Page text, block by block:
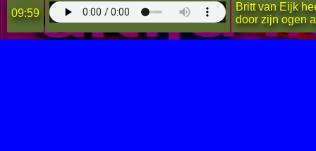
09:59
Britt van Eijk
door zijn ogen